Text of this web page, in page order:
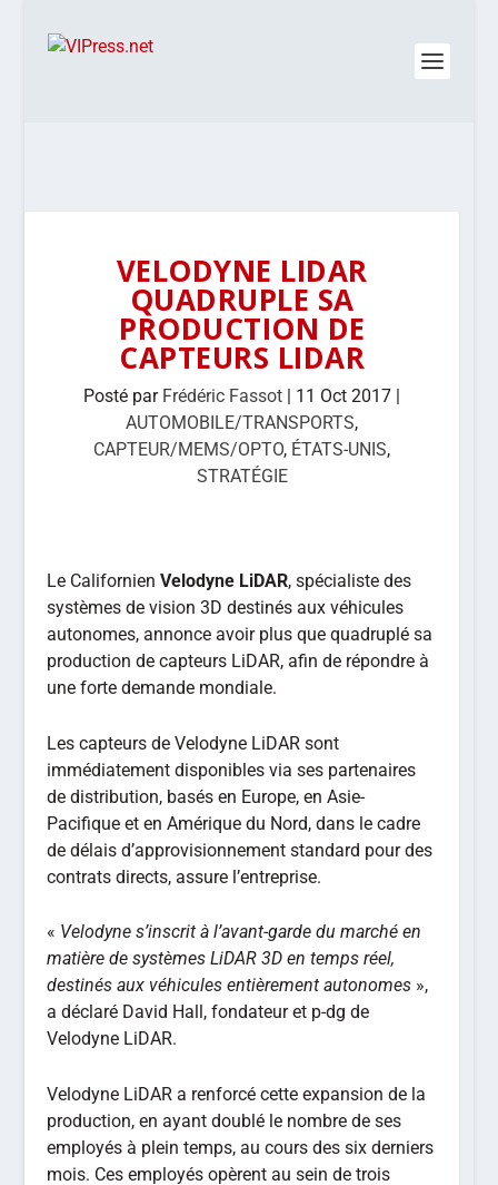
VELODYNE LIDAR
QUADRUPLE SA
PRODUCTION DE
CAPTEURS LIDAR
Posté par Frédéric Fassot | 11 Oct 2017 |
AUTOMOBILE/TRANSPORTS,
CAPTEUR/MEMS/OPTO, ÉTATS-UNIS,
STRATÉGIE
Le CalifornienVelodyne LiDAR, spécialiste des
systèmes de vision 3D destinés aux véhicules
autonomes, annonce avoir plus que quadruplé sa
production de capteurs LiDAR, afin de répondre à
une forte demande mondiale.
Les capteurs de Velodyne LiDAR sont
immédiatement disponibles via ses partenaires
de distribution, basés en Europe, en Asie-
Pacifique et en Amérique du Nord, dans le cadre
de délais d’approvisionnement standard pour des
contrats directs, assure l’entreprise.
« Velodyne s’inscrit à l’avant-garde du marché en
matière de systèmes LiDAR 3D en temps réel,
destinés aux véhicules entièrement autonomes »,
a déclaré David Hall, fondateur et p-dg de
Velodyne LiDAR.
Velodyne LiDAR a renforcé cette expansion de la
production, en ayant doublé le nombre de ses
employés à plein temps, au cours des six derniers
mois. Ces employés opèrent au sein de trois